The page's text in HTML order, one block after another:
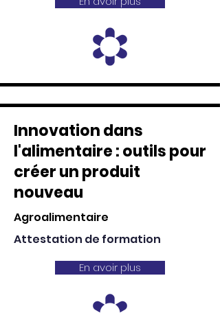
Innovation dans
l'alimentaire : outils pour
créer un produit
nouveau
Agroalimentaire
Attestation de formation
En avoir plus